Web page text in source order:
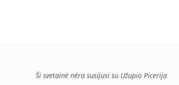
Ši svetainė nėra susijusi su Užupio Picerija